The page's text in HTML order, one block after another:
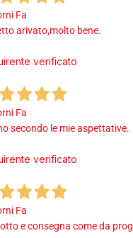
Fa
arivato,molto bene.
verificato
Fa
secondo le mie aspettative.
verificato
Fa
e consegna come da